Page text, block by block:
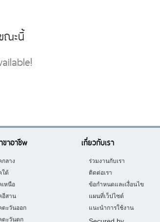
ณะนี้
ขาอาชีพ
ลาง
ใต้
เหนือ
อีสาน
ตะวันออก
ตะวันตก
เกี่ยวกับเรา
ร่วมงานกับเรา
ติดต่อเรา
ข้อกำหนดและเงื่อนไข
แผนที่เว็ปไซต์
แนะนำการใช้งาน